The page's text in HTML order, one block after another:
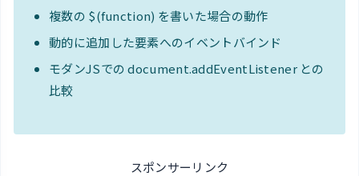
複数の $(function) を書いた場合の動作
動的に追加した要素へのイベントバインド
モダンJSでの document.addEventListener との
比較
スポンサーリンク